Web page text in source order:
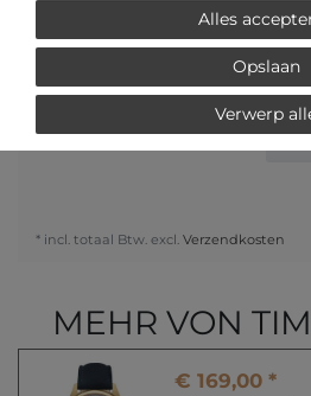
IN DE
of
* incl. totaal Btw. excl. Verzendkosten
MEHR VON
€ 169,00 *
Alles
Opslaan
Verwerp